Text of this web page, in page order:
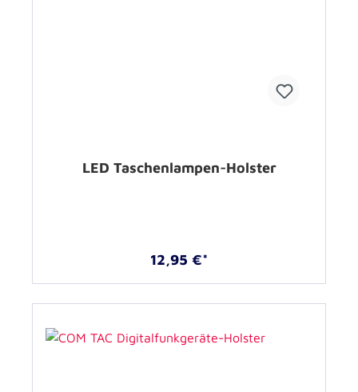
LED Taschenlampen-Holster
12,95 €*